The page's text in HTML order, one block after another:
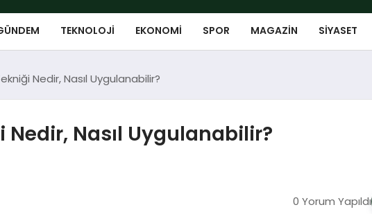
TEKNOLOJI EKONOMI SPOR MAGAZIN SIYASET
Nedir, Nasıl Uygulanabilir?
Nedir, Nasıl Uygulanabilir?
0 Yorum Yapıldı